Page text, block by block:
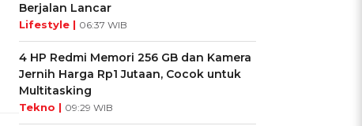
Berjalan Lancar
Lifestyle | 06:37 WIB
4 HP Redmi Memori 256 GB dan Kamera
Jernih Harga Rp1 Jutaan, Cocok untuk
Multitasking
Tekno | 09:29 WIB